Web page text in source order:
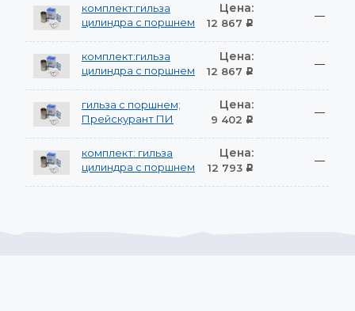
комплект:гильза
цилиндра с поршнем
Цена:
12 867 Р
—
комплект:гильза
цилиндра с поршнем
Цена:
12 867 Р
—
гильза с поршнем;
Прейскурант ПИ
Цена:
9 402 Р
—
комплект: гильза
цилиндра с поршнем
Цена:
12 793 Р
—